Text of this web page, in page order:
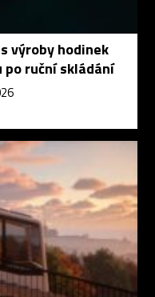
výroby hodinek
ruční skládání